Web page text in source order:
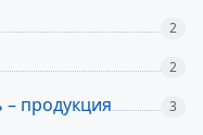
2
2
продукция 3